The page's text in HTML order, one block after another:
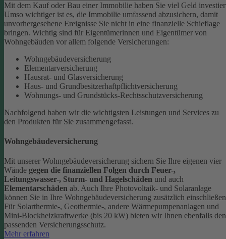
Mit dem Kauf oder Bau einer Immobilie haben Sie viel Geld
Umso wichtiger ist es, die Immobilie umfassend abzusichern, damit
unvorhergesehene Ereignisse Sie nicht in eine finanzielle Schieflage
bringen. Wichtig sind für Eigentümerinnen und Eigentümer von
Wohngebäuden vor allem folgende Versicherungen:
Wohngebäudeversicherung
Elementarversicherung
Hausrat- und Glasversicherung
Haus- und Grundbesitzerhaftpflichtversicherung
Wohnungs- und Grundstücks-Rechtsschutzversicherung
Nachfolgend haben wir die wichtigsten Leistungen und Services zu
den Produkten für Sie zusammengefasst.
Wohngebäudeversicherung
Mit unserer Wohngebäudeversicherung sichern Sie Ihre eigenen vier
Wände gegen die finanziellen Folgen durch Feuer-,
Leitungswasser-, Sturm- und Hagelschäden und auch
Elementarschäden ab. Auch Ihre Photovoltaik- und Solaranlage
können Sie in Ihre Wohngebäudeversicherung zusätzlich
Für Solarthermie-, Geothermie-, andere Wärmepumpenanlagen und
Mini-Blockheizkraftwerke (bis 20 kW) bieten wir Ihnen ebenfalls den
passenden Versicherungsschutz.
Mehr erfahren